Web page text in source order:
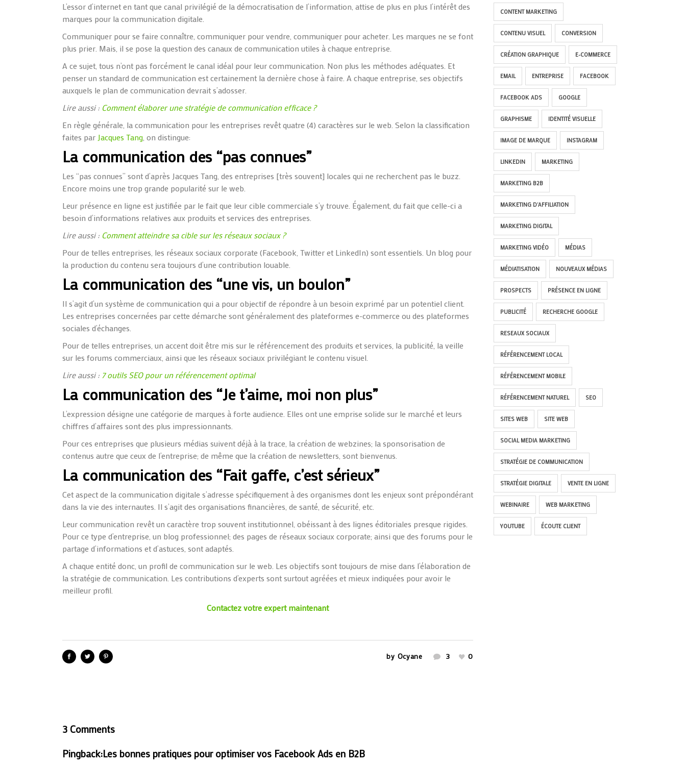
L’essor d’internet en tant que canal privilégié de la démocratisation de l’information, attise de plus en plus l’intérêt des
marques pour la communication digitale.
Communiquer pour se faire connaître, communiquer pour vendre, communiquer pour acheter. Les marques ne se font
plus prier. Mais, il se pose la question des canaux de communication utiles à chaque entreprise.
A ce sujet, tous n’ont pas forcément le canal idéal pour leur communication. Non plus les méthodes adéquates. Et
penser un standard de communication est certainement la dernière chose à faire. A chaque entreprise, ses objectifs
auxquels le plan de communication devrait s’adosser.
Lire aussi : Comment élaborer une stratégie de communication efficace ?
En règle générale, la communication pour les entreprises revêt quatre (4) caractères sur le web. Selon la classification
faites par Jacques Tang , on distingue:
La communication des “pas connues”
Les “pas connues” sont d’après Jacques Tang, des entreprises [très souvent] locales qui ne recherchent pas le buzz.
Encore moins une trop grande popularité sur le web.
Leur présence en ligne est justifiée par le fait que leur cible commerciale s’y trouve. Également, du fait que celle-ci a
besoin d’informations relatives aux produits et services des entreprises.
Lire aussi : Comment atteindre sa cible sur les réseaux sociaux ?
Pour de telles entreprises, les réseaux sociaux corporate (Facebook, Twitter et LinkedIn) sont essentiels. Un blog pour
la production du contenu sera toujours d’une contribution louable.
La communication des “une vis, un boulon”
Il s’agit d’un système de communication qui a pour objectif de répondre à un besoin exprimé par un potentiel client.
Les entreprises concernées par cette démarche sont généralement des plateformes e-commerce ou des plateformes
sociales d’échanges.
Pour de telles entreprises, un accent doit être mis sur le référencement des produits et services, la publicité, la veille
sur les forums commerciaux, ainsi que les réseaux sociaux privilégiant le contenu visuel.
Lire aussi : 7 outils SEO pour un référencement optimal
La communication des “Je t’aime, moi non plus”
L’expression désigne une catégorie de marques à forte audience. Elles ont une emprise solide sur le marché et leurs
chiffres d’affaires sont des plus impressionnants.
Pour ces entreprises que plusieurs médias suivent déjà à la trace, la création de webzines; la sponsorisation de
contenus autre que ceux de l’entreprise; de même que la création de newsletters, sont bienvenus.
La communication des “Fait gaffe, c’est sérieux”
Cet aspect de la communication digitale s’adresse spécifiquement à des organismes dont les enjeux sont prépondérant
dans la vie des internautes. Il s’agit des organisations financières, de santé, de sécurité, etc.
Leur communication revêt un caractère trop souvent institutionnel, obéissant à des lignes éditoriales presque rigides.
Pour ce type d’entreprise, un blog professionnel; des pages de réseaux sociaux corporate; ainsi que des forums pour le
partage d’informations et d’astuces, sont adaptés.
A chaque entité donc, un profil de communication sur le web. Les objectifs sont toujours de mise dans l’élaboration de
la stratégie de communication. Les contributions d’experts sont surtout agréées et mieux indiquées pour avoir le
meilleur profil.
Contactez votre expert maintenant
by Ocyane 3 0
3 Comments
Pingback:Les bonnes pratiques pour optimiser vos Facebook Ads en B2B
CONTENT MARKETING
CONTENU VISUEL CONVERSION
CRÉATION GRAPHIQUE E-COMMERCE
EMAIL ENTREPRISE FACEBOOK
FACEBOOK ADS GOOGLE
GRAPHISME IDENTITÉ VISUELLE
IMAGE DE MARQUE INSTAGRAM
LINKEDIN MARKETING
MARKETING B2B
MARKETING D'AFFILIATION
MARKETING DIGITAL
MARKETING VIDÉO MÉDIAS
MÉDIATISATION NOUVEAUX MÉDIAS
PROSPECTS PRÉSENCE EN LIGNE
PUBLICITÉ RECHERCHE GOOGLE
RESEAUX SOCIAUX
RÉFÉRENCEMENT LOCAL
RÉFÉRENCEMENT MOBILE
RÉFÉRENCEMENT NATUREL SEO
SITES WEB SITE WEB
SOCIAL MEDIA MARKETING
STRATÉGIE DE COMMUNICATION
STRATÉGIE DIGITALE VENTE EN LIGNE
WEBINAIRE WEB MARKETING
YOUTUBE ÉCOUTE CLIENT